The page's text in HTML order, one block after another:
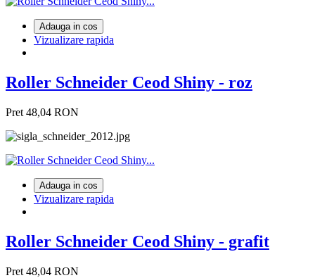
Adauga in cos
Vizualizare rapida
Roller Schneider Ceod Shiny - roz
Pret 48,04 RON
Adauga in cos
Vizualizare rapida
Roller Schneider Ceod Shiny - grafit
Pret 48,04 RON